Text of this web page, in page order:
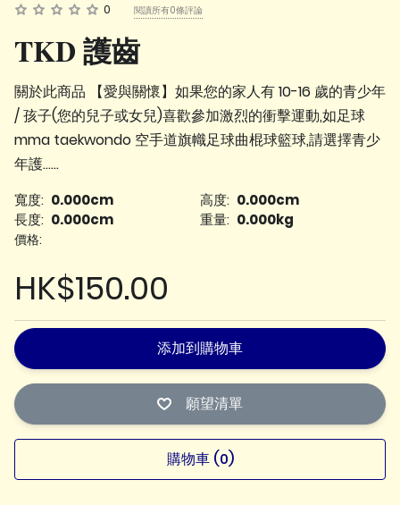
0 閱讀所有0條評論
TKD 護齒
關於此商品 【愛與關懷】如果您的家人有 10-16 歲的青少年
/ 孩子(您的兒子或女兒)喜歡參加激烈的衝擊運動,如足球
mma taekwondo 空手道旗幟足球曲棍球籃球,請選擇青少
年護......
寬度: 0.000cm 高度: 0.000cm
長度: 0.000cm 重量: 0.000kg
價格:
HK$150.00
添加到購物車
願望清單
購物車 (0)